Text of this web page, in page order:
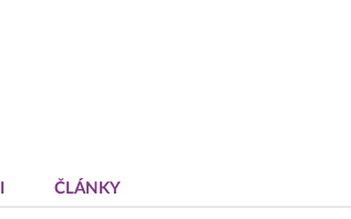
ČLÁNKY